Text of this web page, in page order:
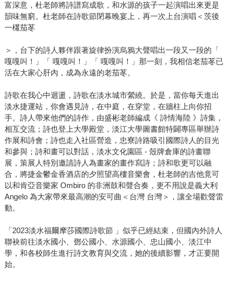
富深意，杜老師將詩譜寫成歌，和水源的孩子一起演唱出來更是
韻味無窮。杜老師在詩歌節閉幕晚宴上，再一次上台演唱＜茨後
一欉茄苳
＞，台下的詩人夥伴跟著旋律扮演烏鴉大聲唱出一段又一段的「
嘎嘎叫！」「 嘎嘎叫！」「 嘎嘎叫！」那一刻，我相信老茄苳已
活在大家心肝內，成為永遠的老茄苳。
詩歌在我心中迴盪，詩歌在淡水城市縈繞。於是，當你每天進出
淡水捷運站，你會遇見詩，在中庭，在穿堂，在牆柱上向你招
手。詩人帶來他們的詩作，由盛彬老師編成《 詩情海陸 》詩集，
相互交流；詩也登上大學殿堂，淡江大學圖書館特闢專區舉辦詩
作展和詩會；詩也走入社區營造，忠寮詩路吸引國際詩人的目光
和參與；詩和畫可以對話，淡水文化園區 - 殼牌倉庫的詩畫聯
展，策展人特別邀請詩人為畫家的畫作寫詩；詩和歌更可以融
合，將捷金鬱金香酒店的夕照望高樓音樂會，杜老師的吉他竟可
以和肯亞音樂家 Ombiro 的非洲鼓和聲合奏，更不用說是義大利
Angelo 為大家帶來最高潮的安可曲＜台灣 台灣＞，讓全場歡聲雷
動。
「2023淡水福爾摩莎國際詩歌節 」似乎已經結束，但國內外詩人
聯袂前往淡水國小、鄧公國小、水源國小、忠山國小、淡江中
學，和各校師生進行詩文教育與交流，她的後續影響，才正要開
始。